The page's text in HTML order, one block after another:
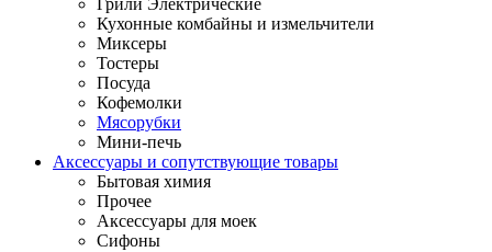
Грили Электрические
Кухонные комбайны и измельчители
Миксеры
Тостеры
Посуда
Кофемолки
Мясорубки
Мини-печь
Аксессуары и сопутствующие товары
Бытовая химия
Прочее
Аксессуары для моек
Сифоны